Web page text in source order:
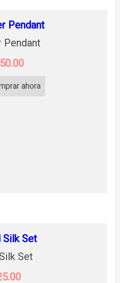
Pendant
ahora
Set